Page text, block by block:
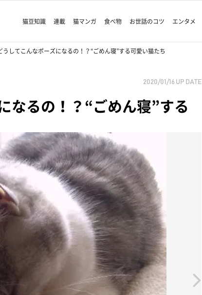
猫豆知識 連載 猫マンガ 食べ物 お世話のコツ エンタメ
うしてこんなポーズになるの！？“ごめん寝”する可愛い猫たち
2020/01/16 UP DATE
なるの！？“ごめん寝”する